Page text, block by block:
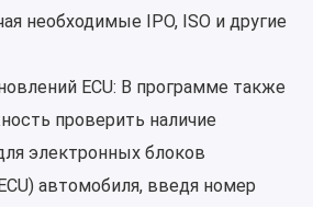
необходимые IPO, ISO и другие
ECU: В программе также
проверить наличие
электронных блоков
автомобиля, введя номер